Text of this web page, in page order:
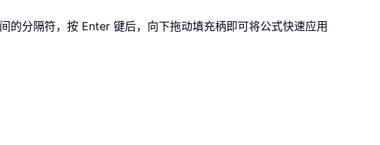
的分隔符，按 Enter 键后，向下拖动填充柄即可将公式快速应用